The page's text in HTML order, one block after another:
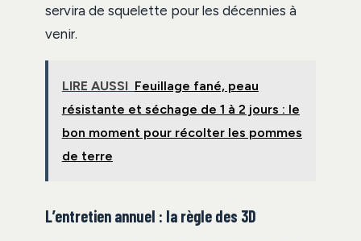
servira de squelette pour les décennies à
venir.
LIRE AUSSI Feuillage fané, peau
résistante et séchage de 1 à 2 jours : le
bon moment pour récolter les pommes
de terre
L’entretien annuel : la règle des 3D